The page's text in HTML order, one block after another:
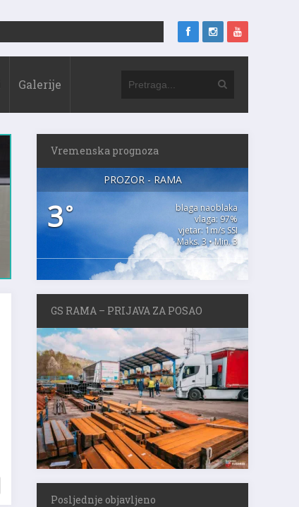
Galerije
Vremenska prognoza
PROZOR - RAMA
3°
blaga naoblaka
vlaga: 97%
vjetar: 1m/s SSI
Maks. 3 • Min. 3
GS RAMA – PRIJAVA ZA POSAO
Posljednje objavljeno